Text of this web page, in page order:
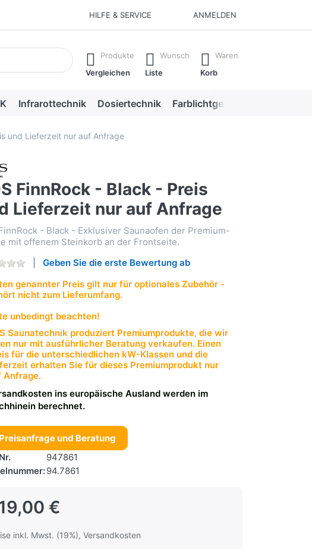
HILFE & SERVICE ANMELDEN
aufzurufen.
Produkte
Vergleichen
Wunsch
Liste
Waren
Korb
Infrarottechnik Dosiertechnik Farblichtgeräte
und Lieferzeit nur auf Anfrage
FinnRock - Black - Preis
Lieferzeit nur auf Anfrage
- Black - Exklusiver Saunaofen der Premium-
mit offenem Steinkorb an der Frontseite.
Geben Sie die erste Bewertung ab
genannter Preis gilt nur für optionales Zubehör -
nicht zum Lieferumfang.
unbedingt beachten!
Saunatechnik produziert Premiumprodukte, die wir
nur mit ausführlicher Beratung verkaufen. Einen
für die unterschiedlichen kW-Klassen und die
erhalten Sie für dieses Premiumprodukt nur
Anfrage.
ins europäische Ausland werden im
berechnet.
Preisanfrage und Beratung
947861
94.7861
€
inkl. Mwst. (19%), Versandkosten